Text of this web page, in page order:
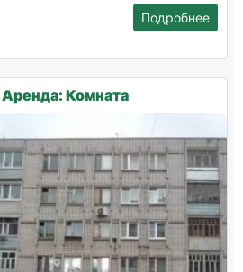
Подробнее
Аренда: Комната